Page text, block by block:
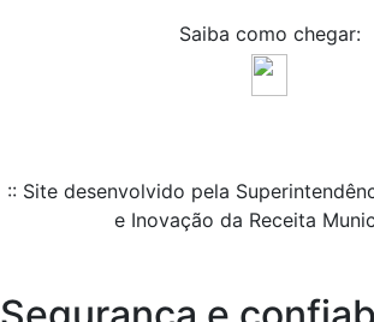
Saiba como chegar:
:: Site desenvolvido pela
e Inovação da Receita